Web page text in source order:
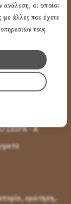
ΣΕΙΡΑ - Α
ερώτηση,
οι οποίοι
με άλλες που έχετε
τους.